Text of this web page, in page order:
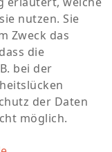
nutzen. Sie
Zweck das
die
bei der
der Daten
möglich.